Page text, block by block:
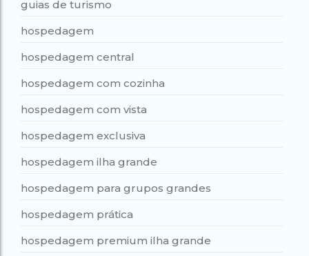
guias de turismo
hospedagem
hospedagem central
hospedagem com cozinha
hospedagem com vista
hospedagem exclusiva
hospedagem ilha grande
hospedagem para grupos grandes
hospedagem prática
hospedagem premium ilha grande